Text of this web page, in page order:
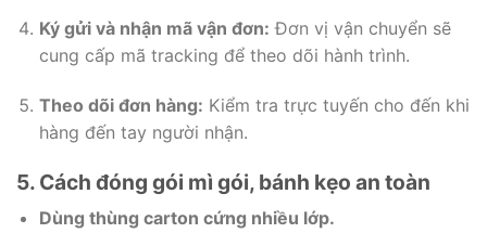
Ký gửi và nhận mã vận đơn: Đơn vị vận chuyển sẽ
cung cấp mã tracking để theo dõi hành trình.
Theo dõi đơn hàng: Kiểm tra trực tuyến cho đến khi
hàng đến tay người nhận.
5. Cách đóng gói mì gói, bánh kẹo an toàn
Dùng thùng carton cứng nhiều lớp.